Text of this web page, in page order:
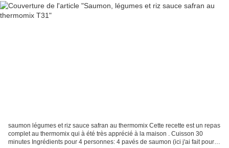
saumon légumes et riz sauce safran au thermomix Cette recette est un repas
complet au thermomix qui à été très apprécié à la maison . Cuisson 30
minutes Ingrédients pour 4 personnes: 4 pavés de saumon (ici j'ai fait pour 3